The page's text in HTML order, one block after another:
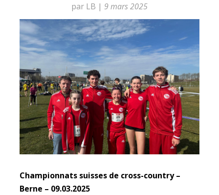
par LB | 9 mars 2025
Championnats suisses de cross-country –
Berne – 09.03.2025